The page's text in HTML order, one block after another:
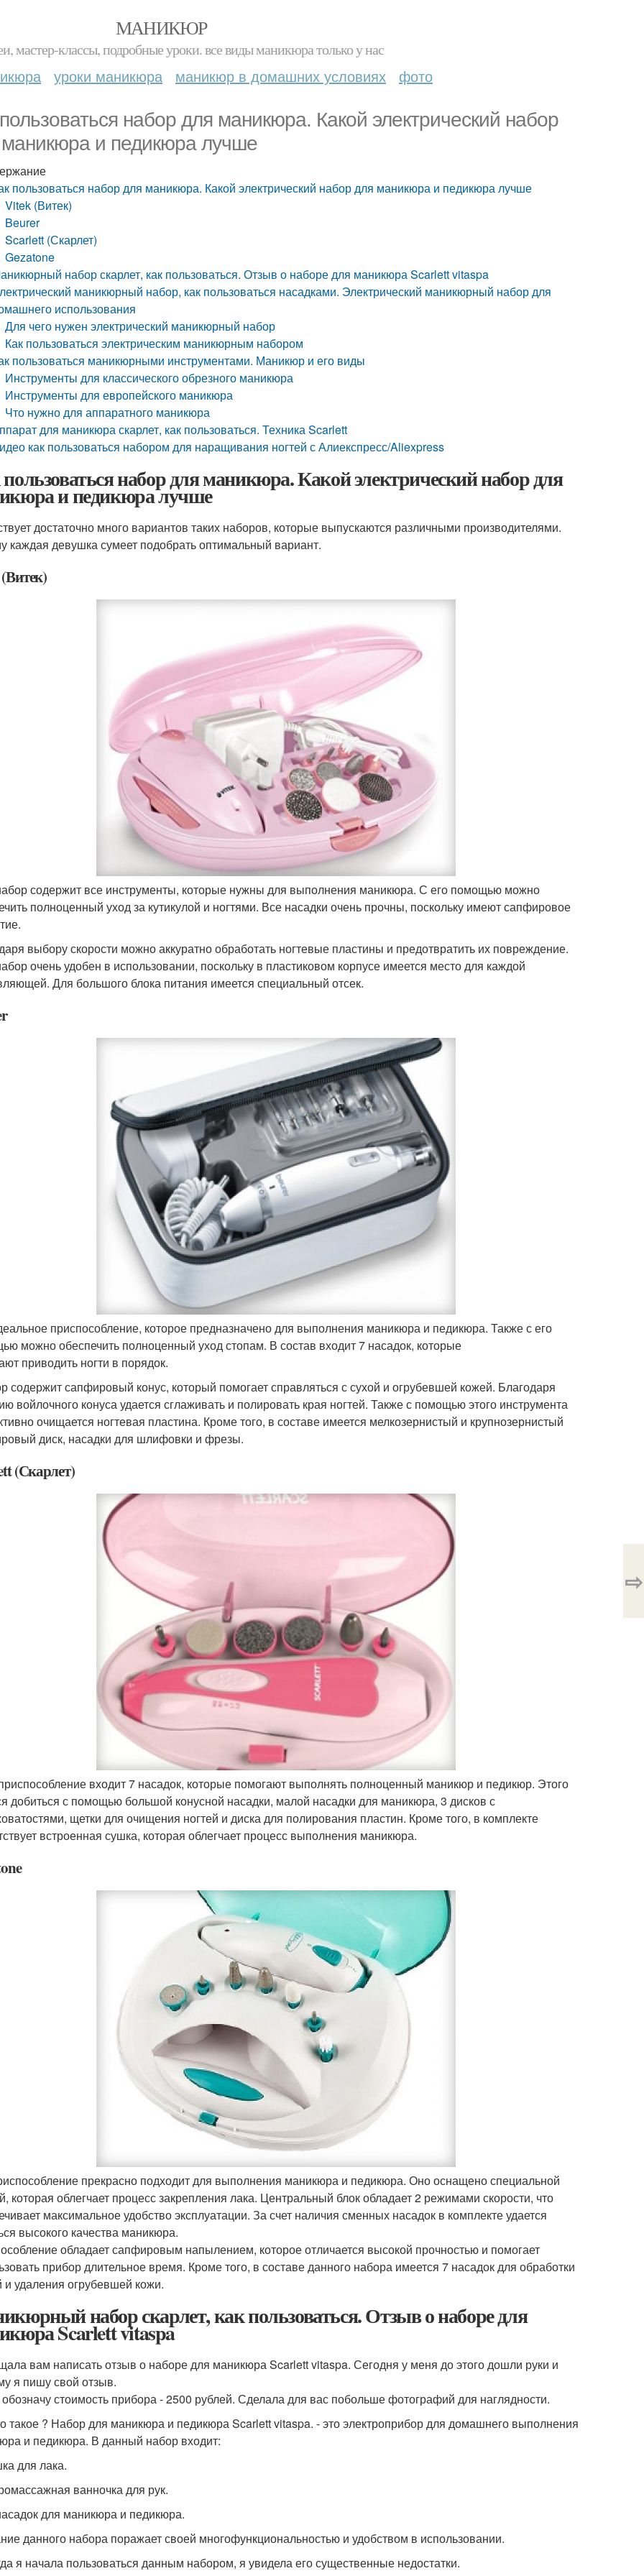
МАНИКЮР
мастер-классы, подробные уроки. все виды маникюра только у нас
уроки маникюра маникюр в домашних условиях фото
набор для маникюра. Какой электрический набор
и педикюра лучше
пользоваться набор для маникюра. Какой электрический набор для маникюра и педикюра лучше
Vitek (Витек)
Beurer
Scarlett (Скарлет)
Gezatone
набор скарлет, как пользоваться. Отзыв о наборе для маникюра Scarlett vitaspa
маникюрный набор, как пользоваться насадками. Электрический маникюрный набор для
использования
Для чего нужен электрический маникюрный набор
Как пользоваться электрическим маникюрным набором
пользоваться маникюрными инструментами. Маникюр и его виды
Инструменты для классического обрезного маникюра
Инструменты для европейского маникюра
Что нужно для аппаратного маникюра
для маникюра скарлет, как пользоваться. Техника Scarlett
как пользоваться набором для наращивания ногтей с Алиекспресс/Aliexpress
набор для маникюра. Какой электрический набор для
и педикюра лучше
достаточно много вариантов таких наборов, которые выпускаются различными производителями.
каждая девушка сумеет подобрать оптимальный вариант.
содержит все инструменты, которые нужны для выполнения маникюра. С его помощью можно
полноценный уход за кутикулой и ногтями. Все насадки очень прочны, поскольку имеют сапфировое
выбору скорости можно аккуратно обработать ногтевые пластины и предотвратить их повреждение.
очень удобен в использовании, поскольку в пластиковом корпусе имеется место для каждой
Для большого блока питания имеется специальный отсек.
приспособление, которое предназначено для выполнения маникюра и педикюра. Также с его
можно обеспечить полноценный уход стопам. В состав входит 7 насадок, которые
приводить ногти в порядок.
содержит сапфировый конус, который помогает справляться с сухой и огрубевшей кожей. Благодаря
войлочного конуса удается сглаживать и полировать края ногтей. Также с помощью этого инструмента
очищается ногтевая пластина. Кроме того, в составе имеется мелкозернистый и крупнозернистый
диск, насадки для шлифовки и фрезы.
(Скарлет)
входит 7 насадок, которые помогают выполнять полноценный маникюр и педикюр. Этого
добиться с помощью большой конусной насадки, малой насадки для маникюра, 3 дисков с
щетки для очищения ногтей и диска для полирования пластин. Кроме того, в комплекте
встроенная сушка, которая облегчает процесс выполнения маникюра.
прекрасно подходит для выполнения маникюра и педикюра. Оно оснащено специальной
которая облегчает процесс закрепления лака. Центральный блок обладает 2 режимами скорости, что
максимальное удобство эксплуатации. За счет наличия сменных насадок в комплекте удается
высокого качества маникюра.
обладает сапфировым напылением, которое отличается высокой прочностью и помогает
прибор длительное время. Кроме того, в составе данного набора имеется 7 насадок для обработки
и удаления огрубевшей кожи.
набор скарлет, как пользоваться. Отзыв о наборе для
Scarlett vitaspa
вам написать отзыв о наборе для маникюра Scarlett vitaspa. Сегодня у меня до этого дошли руки и
я пишу свой отзыв.
стоимость прибора - 2500 рублей. Сделала для вас побольше фотографий для наглядности.
такое ? Набор для маникюра и педикюра Scarlett vitaspa. - это электроприбор для домашнего выполнения
и педикюра. В данный набор входит:
для лака.
ванночка для рук.
для маникюра и педикюра.
данного набора поражает своей многофункциональностью и удобством в использовании.
я начала пользоваться данным набором, я увидела его существенные недостатки.
⇨